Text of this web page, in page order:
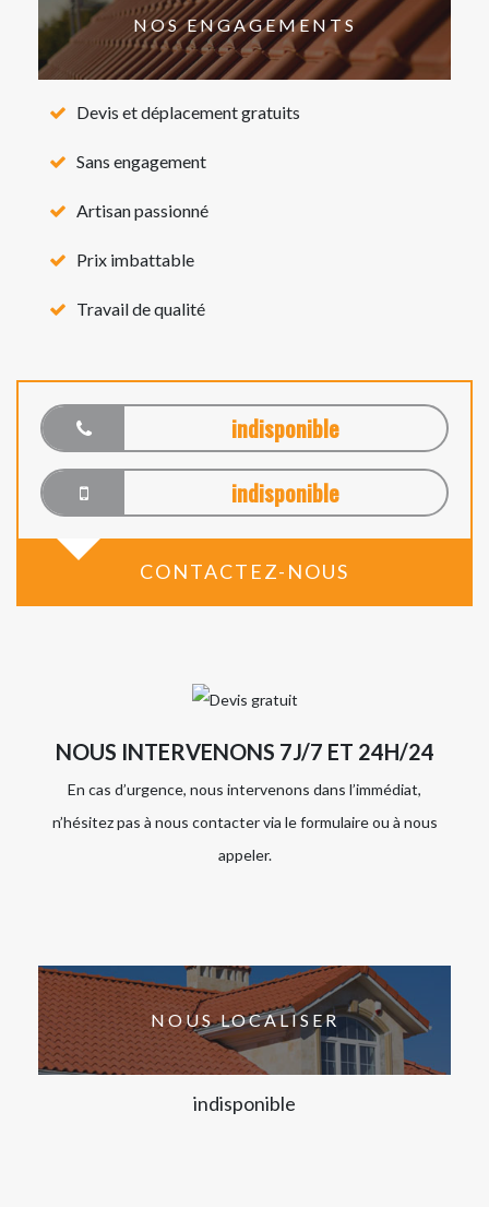
NOS ENGAGEMENTS
Devis et déplacement gratuits
Sans engagement
Artisan passionné
Prix imbattable
Travail de qualité
indisponible
indisponible
CONTACTEZ-NOUS
NOUS INTERVENONS 7J/7 ET 24H/24
En cas d’urgence, nous intervenons dans l’immédiat,
n’hésitez pas à nous contacter via le formulaire ou à nous
appeler.
NOUS LOCALISER
indisponible